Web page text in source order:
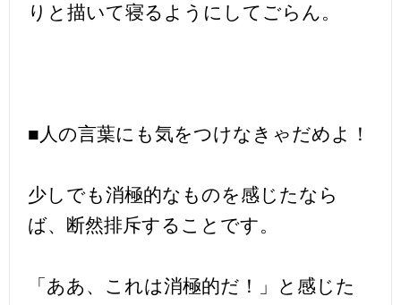
りと描いて寝るようにしてごらん。
■人の言葉にも気をつけなきゃだめよ！
少しでも消極的なものを感じたなら
ば、断然排斥することです。
「ああ、これは消極的だ！」と感じた